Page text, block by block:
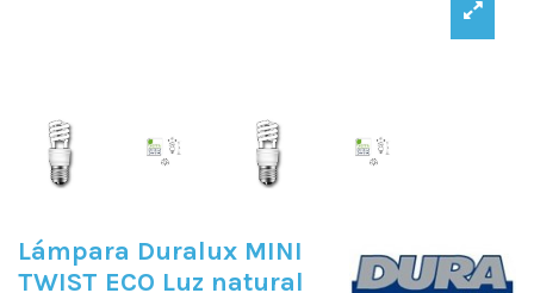
Lámpara Duralux MINI
TWIST ECO Luz natural